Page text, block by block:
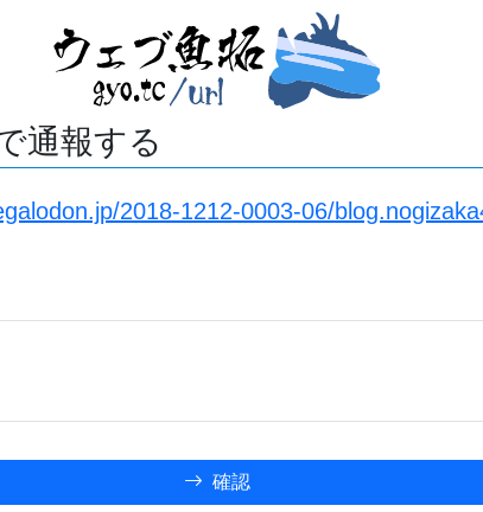
通報する
2018-1212-0003-06/
確認